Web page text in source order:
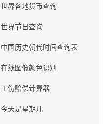
世界各地货币查询
世界节日查询
中国历史朝代时间查询表
在线图像颜色识别
工伤赔偿计算器
今天是星期几